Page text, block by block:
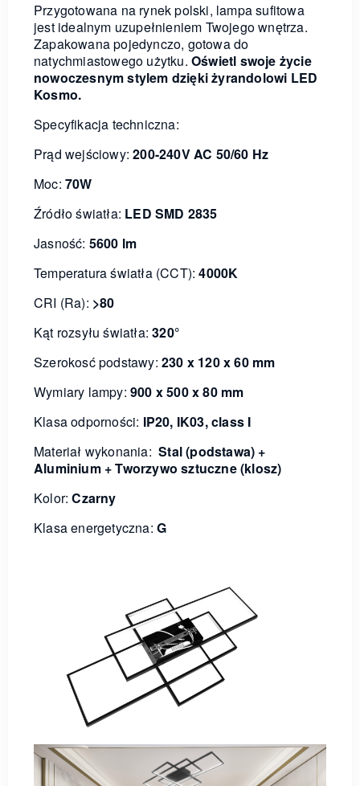
Przygotowana na rynek polski, lampa sufitowa
jest idealnym uzupełnieniem Twojego wnętrza.
Zapakowana pojedynczo, gotowa do
natychmiastowego użytku. Oświetl swoje życie
nowoczesnym stylem dzięki żyrandolowi LED
Kosmo.
Specyfikacja techniczna:
Prąd wejściowy:200-240V AC 50/60 Hz
Moc: 70W
Źródło światła: LED SMD 2835
Jasność: 5600 lm
Temperatura światła (CCT): 4000K
CRI (Ra): >80
Kąt rozsyłu światła:320°
Szerokosć podstawy: 230 x 120 x 60 mm
Wymiary lampy: 900 x 500 x 80 mm
Klasa odporności: IP20, IK03, class I
Materiał wykonania:Stal (podstawa) +
Aluminium + Tworzywo sztuczne (klosz)
Kolor:Czarny
Klasa energetyczna: G